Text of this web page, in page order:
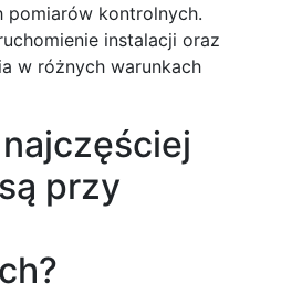
pomiarów kontrolnych.
instalacji oraz
w różnych warunkach
przy